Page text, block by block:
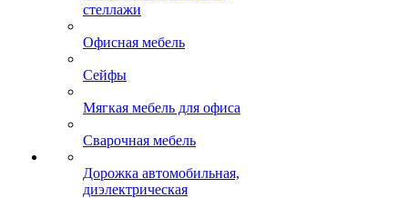
стеллажи
Офисная мебель
Сейфы
Мягкая мебель для офиса
Сварочная мебель
Дорожка автомобильная,
диэлектрическая